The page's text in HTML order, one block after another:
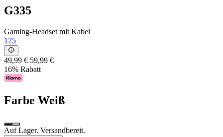
G335
Gaming-Headset mit Kabel
175
49,99 € 59,99 €
16% Rabatt
Farbe Weiß
Auf Lager. Versandbereit.